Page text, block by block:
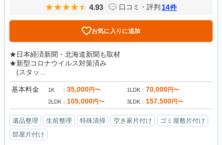
4.93 口コミ・評判 14件
お気に入りに追加
★日本経済新聞・北海道新聞も取材
★新型コロナウイルス対策済み
(スタッ...
基本料金 1K 35,000円〜 1LDK 70,000円〜
2LDK 105,000円〜 3LDK 157,500円〜
遺品整理 生前整理 特殊清掃 空き家片付け
ゴミ屋敷片付け
部屋片付け